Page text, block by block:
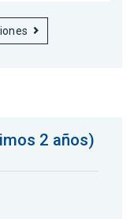
2 años)